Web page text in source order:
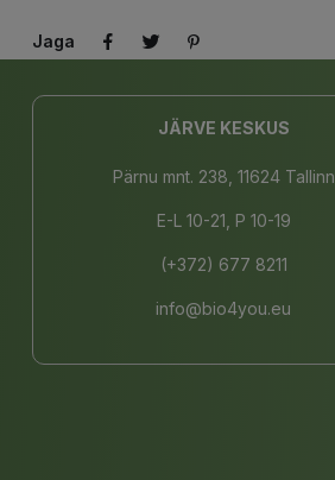
Jaga
JÄRVE KESKUS
Pärnu mnt. 238, 11624 Tallinn
E-L 10-21, P 10-19
(+372) 677 8211
info@bio4you.eu